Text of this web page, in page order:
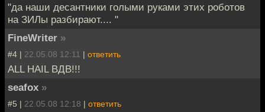
"да наши десантники голыми руками этих роботов
на ЗИЛы разбирают.... "
FineWriter »
#4 | 22.05.08 12:11 | ответить
ALL HAIL ВДВ!!!
seafox »
#5 | 22.05.08 12:18 | ответить